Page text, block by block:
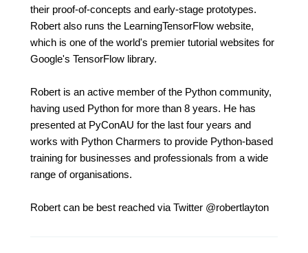
their proof-of-concepts and early-stage prototypes.
Robert also runs the LearningTensorFlow website,
which is one of the world's premier tutorial websites for
Google's TensorFlow library.
Robert is an active member of the Python community,
having used Python for more than 8 years. He has
presented at PyConAU for the last four years and
works with Python Charmers to provide Python-based
training for businesses and professionals from a wide
range of organisations.
Robert can be best reached via Twitter @robertlayton